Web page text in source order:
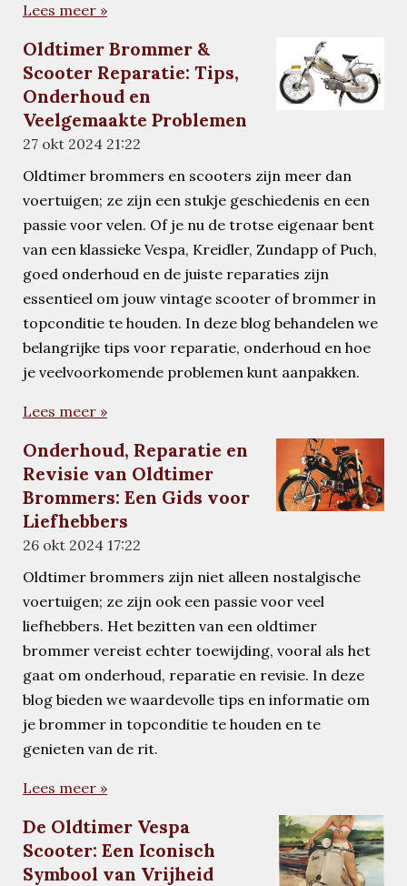
Lees meer »
Oldtimer Brommer &
Scooter Reparatie: Tips,
Onderhoud en
Veelgemaakte Problemen
27 okt 2024 21:22
Oldtimer brommers en scooters zijn meer dan
voertuigen; ze zijn een stukje geschiedenis en een
passie voor velen. Of je nu de trotse eigenaar bent
van een klassieke Vespa, Kreidler, Zundapp of Puch,
goed onderhoud en de juiste reparaties zijn
essentieel om jouw vintage scooter of brommer in
topconditie te houden. In deze blog behandelen we
belangrijke tips voor reparatie, onderhoud en hoe
je veelvoorkomende problemen kunt aanpakken.
Lees meer »
Onderhoud, Reparatie en
Revisie van Oldtimer
Brommers: Een Gids voor
Liefhebbers
26 okt 2024 17:22
Oldtimer brommers zijn niet alleen nostalgische
voertuigen; ze zijn ook een passie voor veel
liefhebbers. Het bezitten van een oldtimer
brommer vereist echter toewijding, vooral als het
gaat om onderhoud, reparatie en revisie. In deze
blog bieden we waardevolle tips en informatie om
je brommer in topconditie te houden en te
genieten van de rit.
Lees meer »
De Oldtimer Vespa
Scooter: Een Iconisch
Symbool van Vrijheid